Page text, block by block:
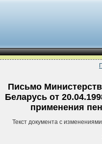
Письмо
Беларусь от
применения
Текст документа с